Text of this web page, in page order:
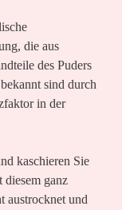
die aus
des Puders
sind durch
in der
kaschieren Sie
diesem ganz
austrocknet und